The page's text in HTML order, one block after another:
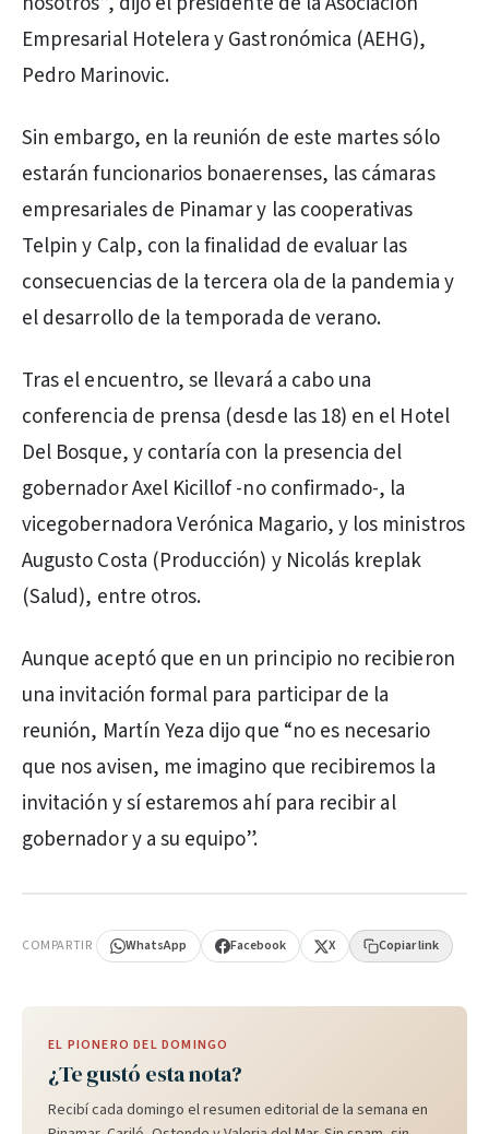
Empresarial Hotelera y Gastronómica (AEHG),
Pedro Marinovic.
Sin embargo, en la reunión de este martes sólo
estarán funcionarios bonaerenses, las cámaras
empresariales de Pinamar y las cooperativas
Telpin y Calp, con la finalidad de evaluar las
consecuencias de la tercera ola de la pandemia y
el desarrollo de la temporada de verano.
Tras el encuentro, se llevará a cabo una
conferencia de prensa (desde las 18) en el Hotel
Del Bosque, y contaría con la presencia del
gobernador Axel Kicillof -no confirmado-, la
vicegobernadora Verónica Magario, y los ministros
Augusto Costa (Producción) y Nicolás kreplak
(Salud), entre otros.
Aunque aceptó que en un principio no recibieron
una invitación formal para participar de la
reunión, Martín Yeza dijo que “no es necesario
que nos avisen, me imagino que recibiremos la
invitación y sí estaremos ahí para recibir al
gobernador y a su equipo”.
COMPARTIR WhatsApp Facebook X Copiar link
EL PIONERO DEL DOMINGO
¿Te gustó esta nota?
Recibí cada domingo el resumen editorial de la semana en